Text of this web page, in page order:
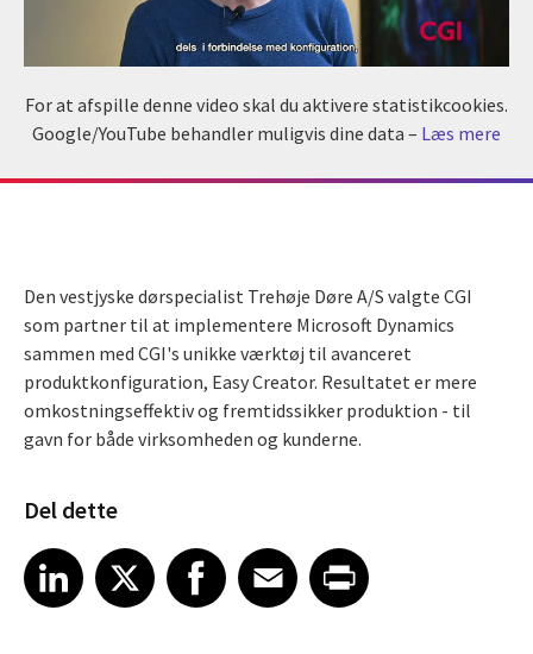
For at afspille denne video skal du aktivere statistikcookies.
Google/YouTube behandler muligvis dine data – Læs mere
Den vestjyske dørspecialist Trehøje Døre A/S valgte CGI
som partner til at implementere Microsoft Dynamics
sammen med CGI's unikke værktøj til avanceret
produktkonfiguration, Easy Creator. Resultatet er mere
omkostningseffektiv og fremtidssikker produktion - til
gavn for både virksomheden og kunderne.
Del dette
Share article on LinkedIn
LinkedIn
Share article on XShare article on Facebook
Facebook
Share article on Email
EmailShare article on Print